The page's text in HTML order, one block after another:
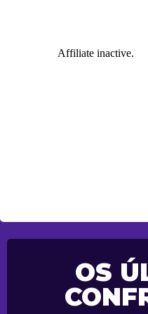
OS